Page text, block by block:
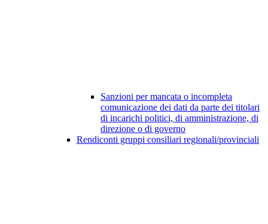
Sanzioni per mancata o incompleta
comunicazione dei dati da parte dei titolari
di incarichi politici, di amministrazione, di
direzione o di governo
Rendiconti gruppi consiliari regionali/provinciali